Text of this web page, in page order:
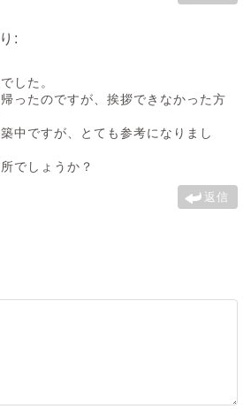
:
した。
ったのですが、挨拶できなかった方
中ですが、とても参考になりまし
でしょうか？
返信